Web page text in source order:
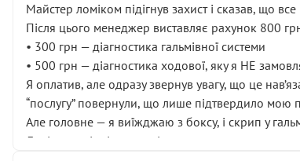
Майстер ломіком підігнув захист і сказав, що все
Після цього менеджер виставляє рахунок 800
• 300 грн — діагностика гальмівної системи
• 500 грн — діагностика ходової, яку я НЕ
Я оплатив, але одразу звернув увагу, що це
“послугу” повернули, що лише підтвердило мою
Але головне — я виїжджаю з боксу, і скрип у
Далі ситуація тільки погіршилась: